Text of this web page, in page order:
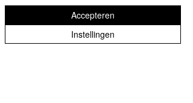
Gerechten met
limoncello!
Reageer en beoordeel...
Instellingen
Accepteren